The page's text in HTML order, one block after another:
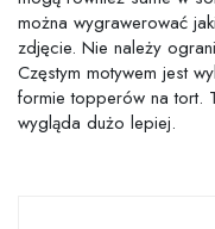
można wygrawerować
zdjęcie. Nie należy
Częstym motywem jest
formie topperów na tort.
wygląda dużo lepiej.